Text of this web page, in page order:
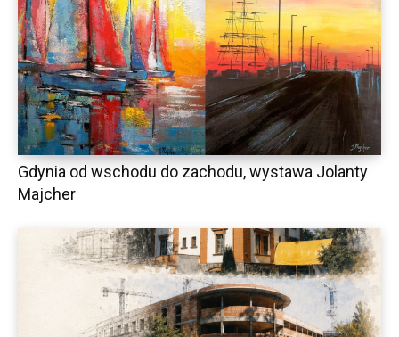
Gdynia od wschodu do zachodu, wystawa Jolanty
Majcher